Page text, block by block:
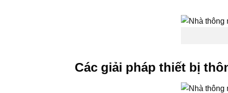
Các giải pháp thiết bị